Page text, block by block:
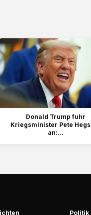
Donald Trump fuhr
Kriegsminister Pete
an:...
Politik